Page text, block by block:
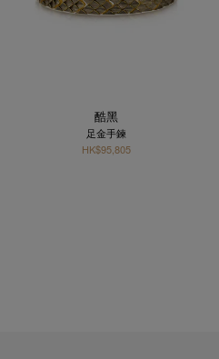
酷黑
足金手鍊
HK$95,805